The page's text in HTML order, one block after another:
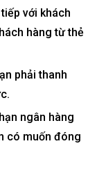
với khách
hàng từ thẻ
phải thanh
ngân hàng
có muốn đóng